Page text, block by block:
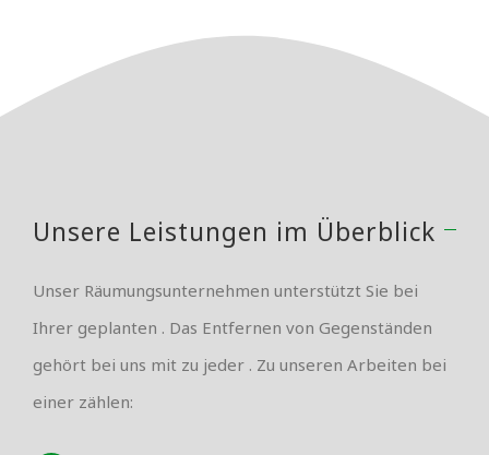
Unsere Leistungen im Überblick
Unser Räumungsunternehmen unterstützt Sie bei
Ihrer geplanten . Das Entfernen von Gegenständen
gehört bei uns mit zu jeder . Zu unseren Arbeiten bei
einer zählen: